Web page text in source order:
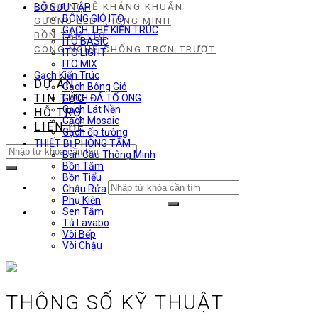
CÔNG NGHỆ KHÁNG KHUẨN
GƯƠNG LED THÔNG MINH
BỒN TẮM ITO
CÔNG NGHỆ CHỐNG TRƠN TRƯỢT
DỰ ÁN
TIN TỨC
HỖ TRỢ
LIÊN HỆ
Search
for:
Search
for:
BỘ SƯU TẬP
BÔNG GIÓ ITO
GẠCH THẺ KIẾN TRÚC
ITO BASIC
ITO LIGHT
ITO MIX
Gạch Kiến Trúc
Gạch Bông Gió
GẠCH ĐÁ TỔ ONG
Gạch Lát Nền
Gạch Mosaic
Gạch ốp tường
THIẾT BỊ PHÒNG TẮM
Bàn Cầu Thông Minh
Bồn Tắm
Bồn Tiểu
Chậu Rửa
Phụ Kiện
Sen Tắm
Tủ Lavabo
Vòi Bếp
Vòi Chậu
THÔNG SỐ KỸ THUẬT